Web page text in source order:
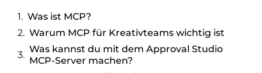
Was ist MCP?
Warum MCP für Kreativteams wichtig ist
Was kannst du mit dem Approval Studio
MCP-Server machen?